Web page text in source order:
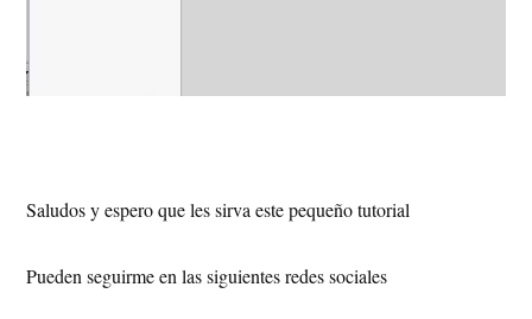
Saludos y espero que les sirva este pequeño tutorial
Pueden seguirme en las siguientes redes sociales